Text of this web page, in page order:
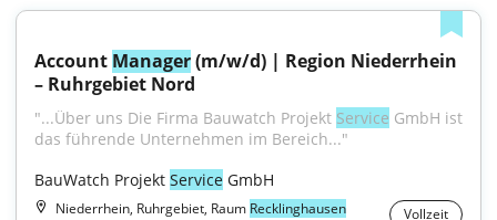
Account Manager (m/w/d) | Region Niederrhein
– Ruhrgebiet Nord
"...Über uns Die Firma Bauwatch Projekt Service GmbH ist
das führende Unternehmen im Bereich..."
BauWatch Projekt Service GmbH
Niederrhein, Ruhrgebiet, Raum Recklinghausen Vollzeit